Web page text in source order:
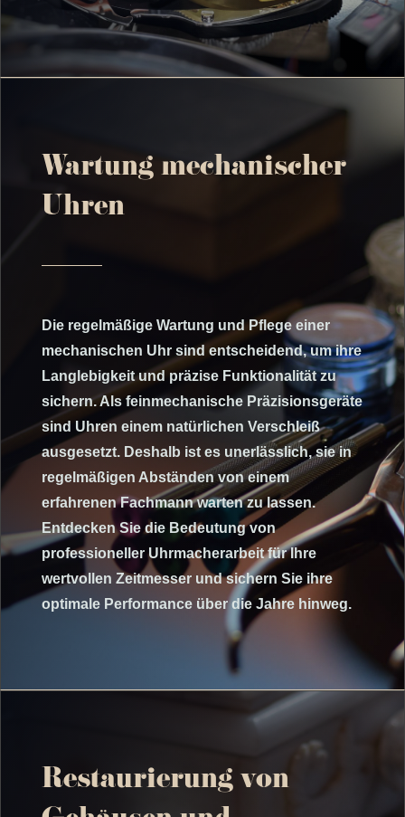
Wartung mechanischer
Uhren
Die regelmäßige Wartung und Pflege einer
mechanischen Uhr sind entscheidend, um ihre
Langlebigkeit und präzise Funktionalität zu
sichern. Als feinmechanische Präzisionsgeräte
sind Uhren einem natürlichen Verschleiß
ausgesetzt. Deshalb ist es unerlässlich, sie in
regelmäßigen Abständen von einem
erfahrenen Fachmann warten zu lassen.
Entdecken Sie die Bedeutung von
professioneller Uhrmacherarbeit für Ihre
wertvollen Zeitmesser und sichern Sie ihre
optimale Performance über die Jahre hinweg.
Restaurierung von